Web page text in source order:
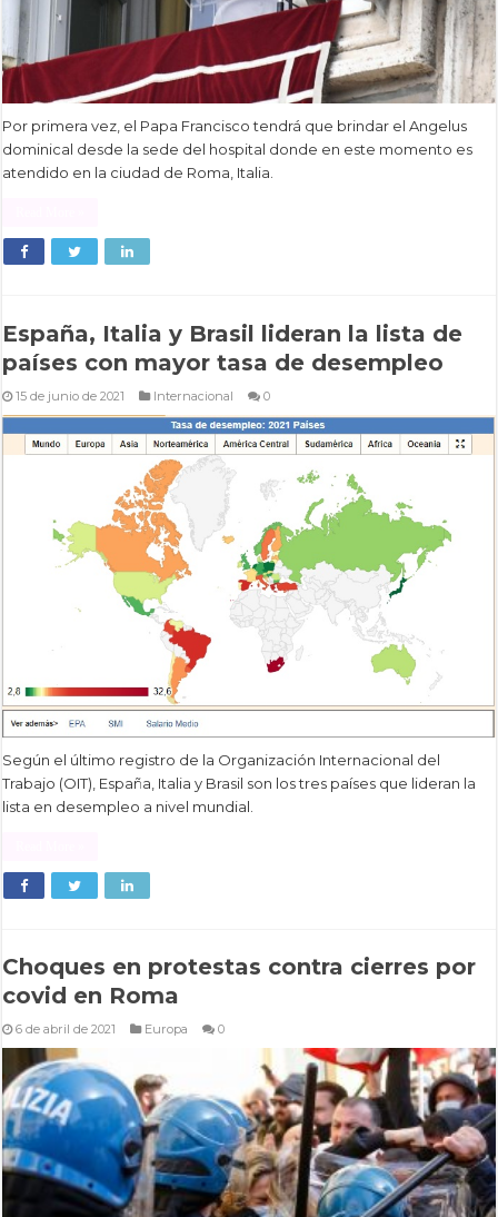
Por primera vez, el Papa Francisco tendrá que brindar el Angelus
dominical desde la sede del hospital donde en este momento es
atendido en la ciudad de Roma, Italia.
España, Italia y Brasil lideran la lista de
países con mayor tasa de desempleo
15 de junio de 2021 Internacional 0
Según el último registro de la Organización Internacional del
Trabajo (OIT), España, Italia y Brasil son los tres países que lideran la
lista en desempleo a nivel mundial.
Choques en protestas contra cierres por
covid en Roma
6 de abril de 2021 Europa 0